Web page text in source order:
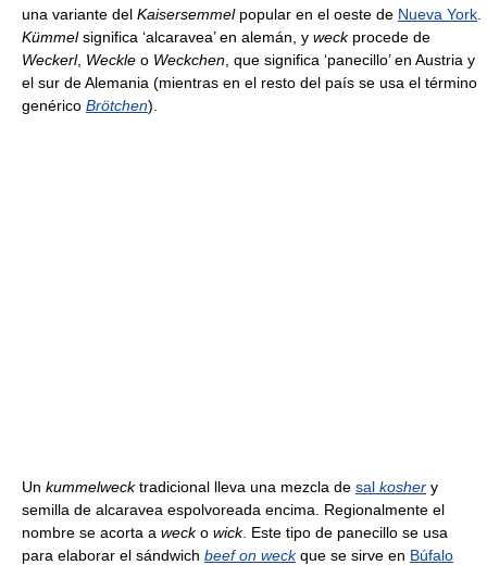
una variante del Kaisersemmelpopular en el oeste de Nueva York
Kümmelsignifica ‘alcaravea’ en alemán, y weckprocede de
Weckerl, Weckle o Weckchen , que significa ‘panecillo’ en Austria y
el sur de Alemania (mientras en el resto del país se usa el término
genérico Brötchen).
Un kummelwecktradicional lleva una mezcla de sal kosher y
semilla de alcaravea espolvoreada encima. Regionalmente el
nombre se acorta a wecko wick. Este tipo de panecillo se usa
para elaborar el sándwich beef on weckque se sirve en Búfalo